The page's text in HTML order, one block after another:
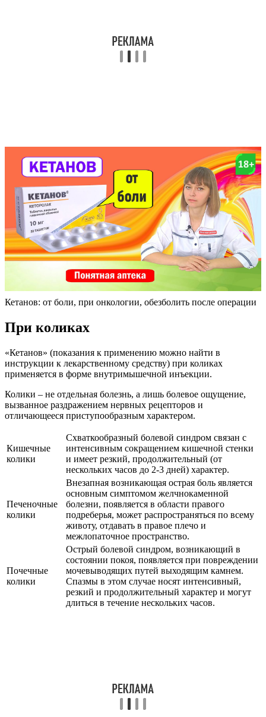
Кетанов: от боли, при онкологии, обезболить после операции
При коликах
«Кетанов» (показания к применению можно найти в
инструкции к лекарственному средству) при коликах
применяется в форме внутримышечной инъекции.
Колики – не отдельная болезнь, а лишь болевое ощущение,
вызванное раздражением нервных рецепторов и
отличающееся приступообразным характером.
Кишечные
колики
Схваткообразный болевой синдром связан с
интенсивным сокращением кишечной стенки
и имеет резкий, продолжительный (от
нескольких часов до 2-3 дней) характер.
Печеночные
колики
Внезапная возникающая острая боль является
основным симптомом желчнокаменной
болезни, появляется в области правого
подреберья, может распространяться по всему
животу, отдавать в правое плечо и
межлопаточное пространство.
Почечные
колики
Острый болевой синдром, возникающий в
состоянии покоя, появляется при повреждении
мочевыводящих путей выходящим камнем.
Спазмы в этом случае носят интенсивный,
резкий и продолжительный характер и могут
длиться в течение нескольких часов.